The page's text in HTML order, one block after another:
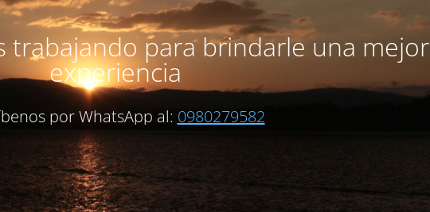
trabajando para brindarle una mejor
experiencia
por WhatsApp al: 0980279582